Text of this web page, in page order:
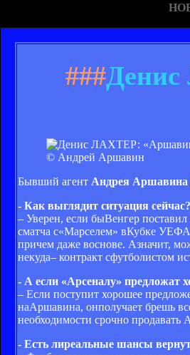
###
© Андрей Аршавин
Бывший агент Андрея Аршавина
- Как выглядит ситуация сейчас?
– Уверен, если быВенгер
сматча с«Марселем» вКубке УЕФА
причем даже воснове. Азначит,
некуда– контракт сфутболистом
- А если «Арсеналу» предложат
– Если поступит хорошее
наАршавина, онполучает брешь
необходимости срочно продавать
- Есть лиреальные шансы